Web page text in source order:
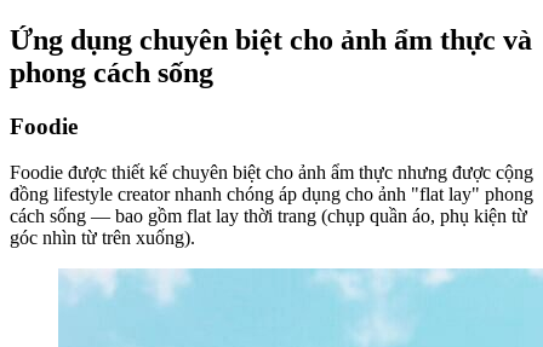
Ứng dụng chuyên biệt cho ảnh ẩm thực và
phong cách sống
Foodie
Foodie được thiết kế chuyên biệt cho ảnh ẩm thực nhưng được cộng
đồng lifestyle creator nhanh chóng áp dụng cho ảnh "flat lay" phong
cách sống — bao gồm flat lay thời trang (chụp quần áo, phụ kiện từ
góc nhìn từ trên xuống).